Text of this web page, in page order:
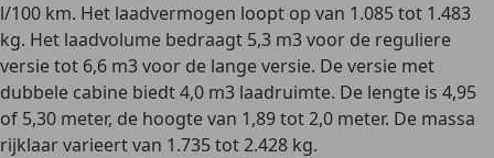
l/100 km. Het laadvermogen loopt op van 1.085 tot 1.483
kg. Het laadvolume bedraagt 5,3 m3 voor de reguliere
versie tot 6,6 m3 voor de lange versie. De versie met
dubbele cabine biedt 4,0 m3 laadruimte. De lengte is 4,95
of 5,30 meter, de hoogte van 1,89 tot 2,0 meter. De massa
rijklaar varieert van 1.735 tot 2.428 kg.